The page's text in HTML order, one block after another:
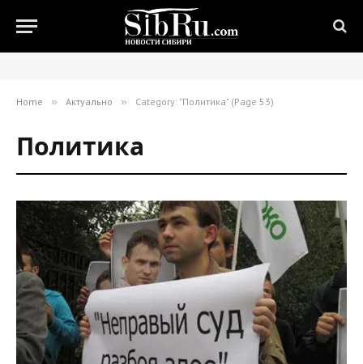
Home » Актуально » Category: "Политика" (Page 53)
Политика